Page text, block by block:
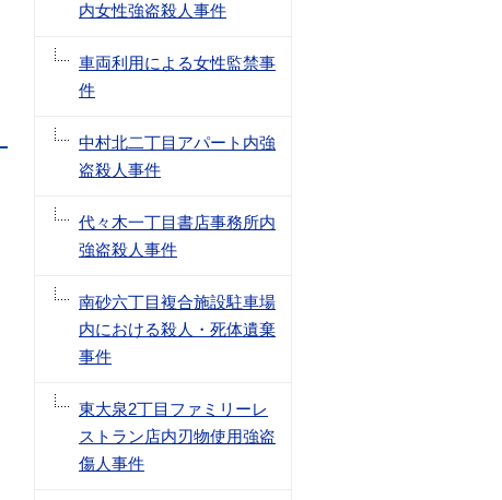
内女性強盗殺人事件
車両利用による女性監禁事
件
中村北二丁目アパート内強
盗殺人事件
代々木一丁目書店事務所内
強盗殺人事件
南砂六丁目複合施設駐車場
内における殺人・死体遺棄
事件
東大泉2丁目ファミリーレ
ストラン店内刃物使用強盗
傷人事件